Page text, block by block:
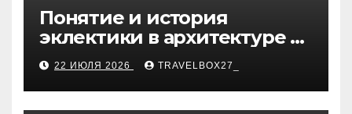
Понятие и история
эклектики в архитектуре и
дизайне интерьеров
22 ИЮЛЯ 2026 TRAVELBOX27_